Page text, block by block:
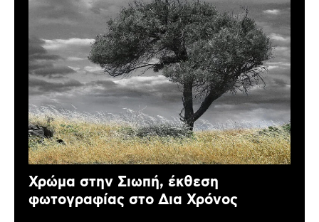
Χρώμα στην Σιωπή, έκθεση
φωτογραφίας στο Δια Χρόνος